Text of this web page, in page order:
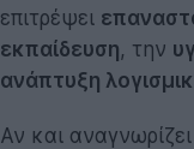
επιτρέψει
εκπαίδευση, την
ανάπτυξη
Αν και